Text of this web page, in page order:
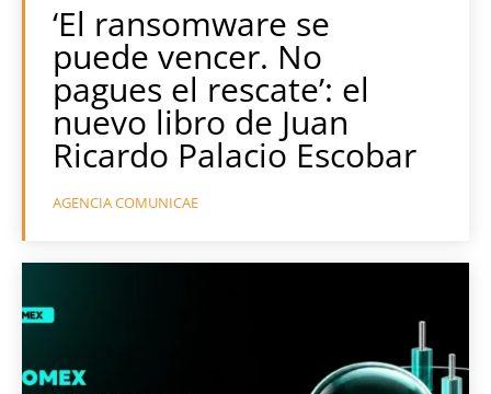
‘El ransomware se
puede vencer. No
pagues el rescate’: el
nuevo libro de Juan
Ricardo Palacio Escobar
AGENCIA COMUNICAE